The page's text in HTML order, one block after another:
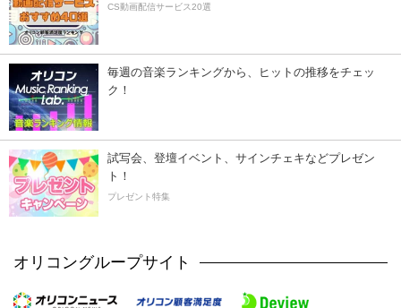
CS動画配信サービス20選
毎週の音楽ランキングから、ヒットの推移をチェッ
ク！
試写会、登壇イベント、サインチェキなどプレゼン
ト！
プレゼント特集
オリコングループサイト